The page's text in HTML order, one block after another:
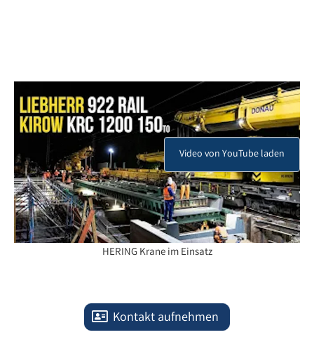
HERING Krane im Einsatz
Kontakt aufnehmen